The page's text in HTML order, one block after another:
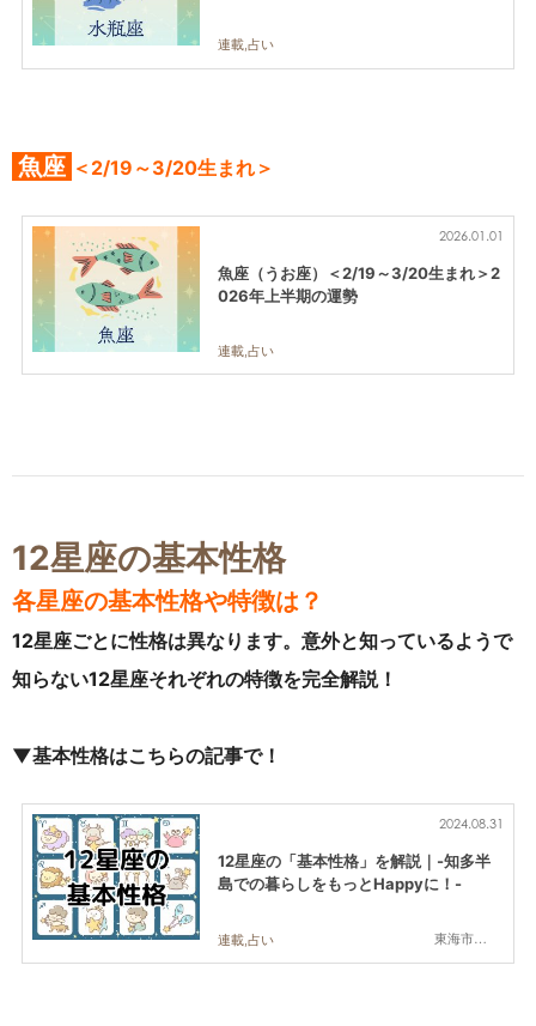
連載,占い
魚座 ＜2/19～3/20生まれ＞
2026.01.01
魚座（うお座）＜2/19～3/20生まれ＞2
026年上半期の運勢
連載,占い
12星座の基本性格
各星座の基本性格や特徴は？
12星座ごとに性格は異なります。意外と知っているようで
知らない12星座それぞれの特徴を完全解説！
▼基本性格はこちらの記事で！
東海市,大府市,知多市,東浦町,阿久比町,半田市,常滑市,武豊町,美浜町,南知多町
2024.08.31
12星座の「基本性格」を解説｜-知多半
島での暮らしをもっとHappyに！-
連載,占い